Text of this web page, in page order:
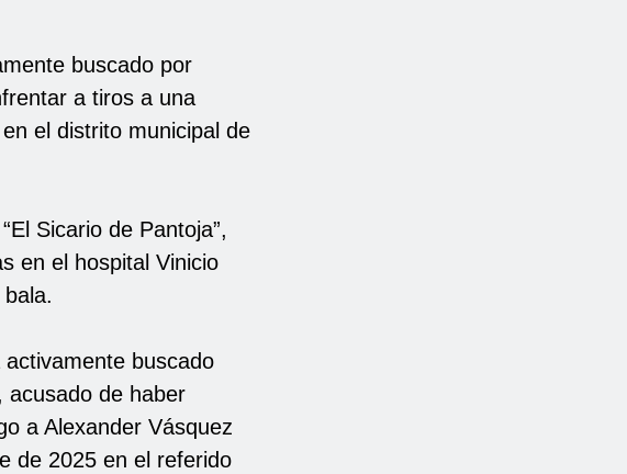
buscado por
a tiros a una
el distrito municipal de
Sicario de Pantoja”,
en el hospital Vinicio
buscado
acusado de haber
a Alexander Vásquez
de 2025 en el referido